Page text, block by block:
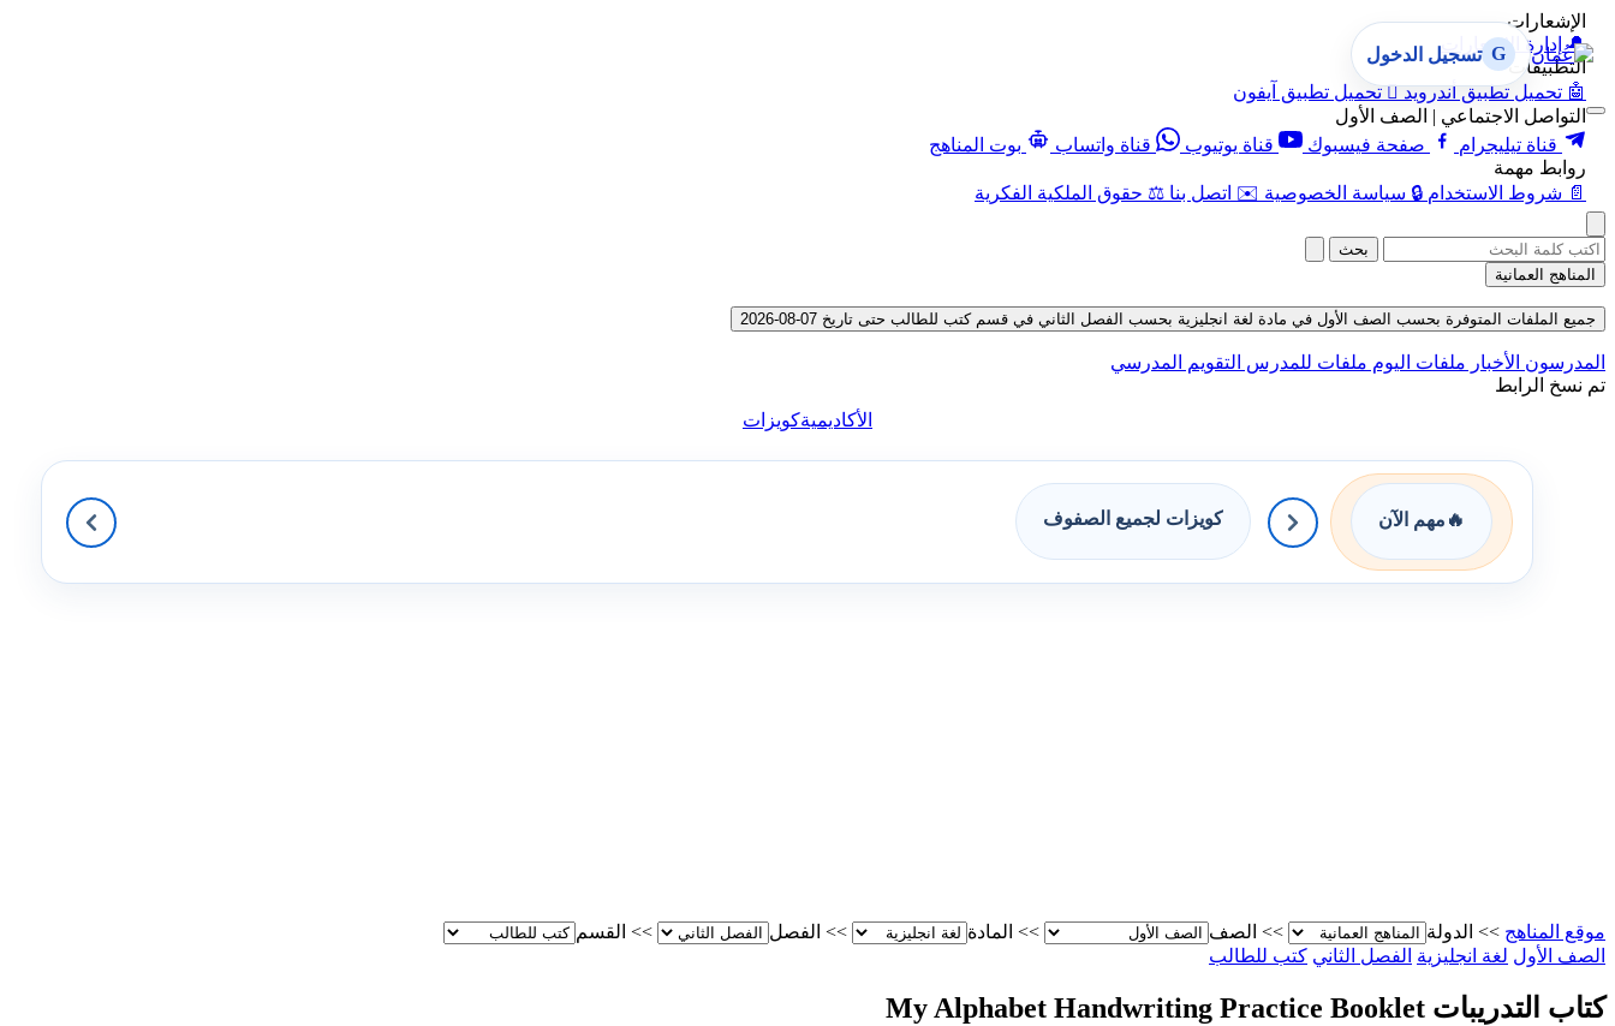
الإشعارات
🔔 إدارة الإشعارات
التطبيقات
🤖 تحميل تطبيق أندرويد  تحميل تطبيق آيفون
التواصل الاجتماعي | الصف الأول
قناة تيليجرام
صفحة فيسبوك قناة يوتيوب قناة واتساب
بوت المناهج
روابط مهمة
📄 شروط الاستخدام 🔒 سياسة الخصوصية ✉️ اتصل بنا ⚖️ حقوق الملكية الفكرية
G تسجيل الدخول
بحث
المناهج العمانية
جميع الملفات المتوفرة بحسب الصف الأول في مادة لغة انجليزية بحسب الفصل الثاني في قسم كتب للطالب حتى تاريخ 07-08-2026
المدرسون الأخبار ملفات اليوم ملفات للمدرس التقويم المدرسي
تم نسخ الرابط
الأكاديميةكويزات
🔥 مهم الآن كويزات لجميع الصفوف
موقع المناهج >> الدولة >> الصف >> المادة >> الفصل >> القسم
الصف الأول لغة انجليزية الفصل الثاني كتب للطالب
كتاب التدريبات My Alphabet Handwriting Practice Booklet